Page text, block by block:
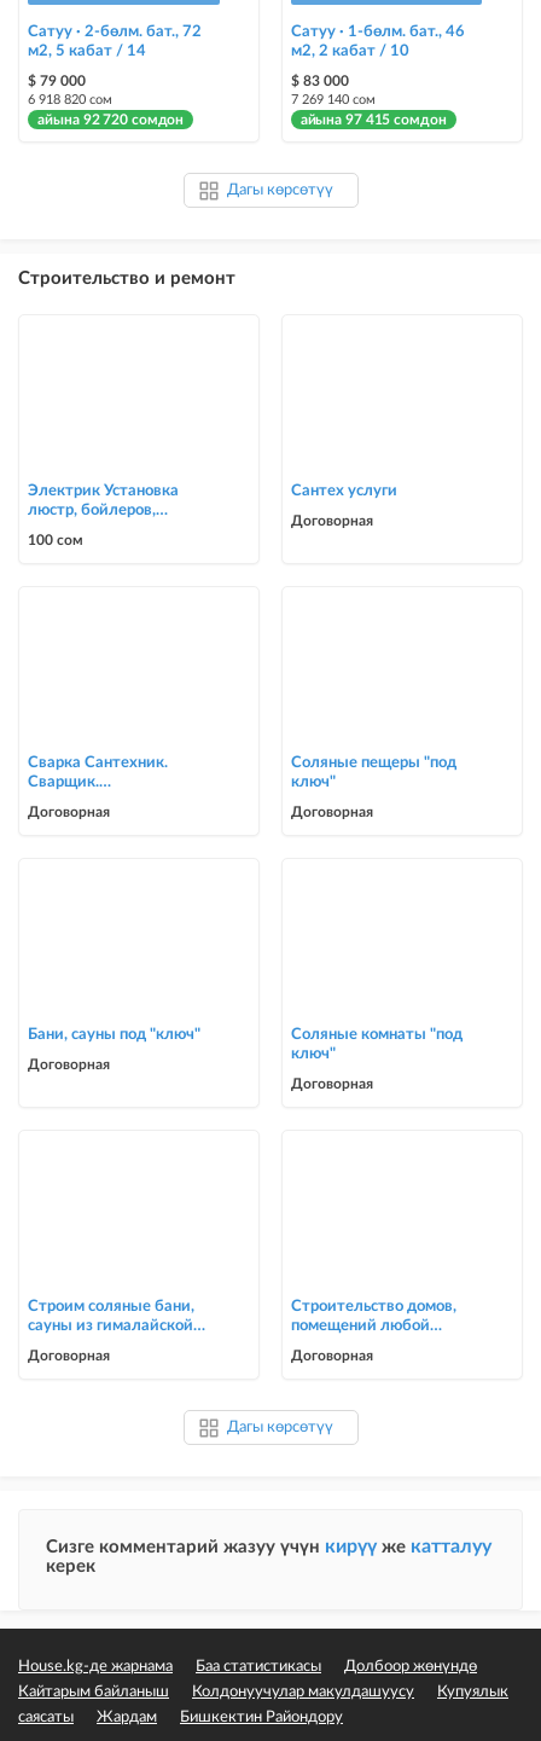
Сатуу · 2-бөлм. бат., 72
м2, 5 кабат / 14
$ 79 000
6 918 820 сом
айына 92 720 сомдон
Сатуу · 1-бөлм. бат., 46
м2, 2 кабат / 10
$ 83 000
7 269 140 сом
айына 97 415 сомдон
Дагы көрсөтүү
Строительство и ремонт
Электрик Установка
люстр, бойлеров,
0700303090
100 сом
Сантех услуги
Договорная
Сварка Сантехник.
Сварщик.
сварочные работы в Биш
Договорная
Соляные пещеры "под
ключ"
Договорная
Бани, сауны под "ключ"
Договорная
Соляные комнаты "под
ключ"
Договорная
Строим соляные бани,
сауны из гималайской
Договорная
Строительство домов,
помещений любой
Договорная
Дагы көрсөтүү
Сизге комментарий жазуу үчүн кирүү же катталуу
керек
House.kg-де жарнама Баа статистикасы
Долбоор жөнүндө
Кайтарым байланыш
Колдонуучулар макулдашуусу
Купуялык
саясаты
Жардам Бишкектин Райондору